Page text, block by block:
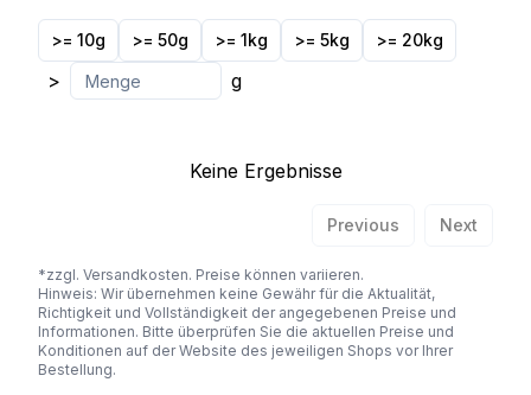
>= 10g >= 50g >= 1kg >= 5kg >= 20kg
> g
Keine Ergebnisse
Previous Next
*zzgl. Versandkosten. Preise können variieren.
Hinweis: Wir übernehmen keine Gewähr für die Aktualität,
Richtigkeit und Vollständigkeit der angegebenen Preise und
Informationen. Bitte überprüfen Sie die aktuellen Preise und
Konditionen auf der Website des jeweiligen Shops vor Ihrer
Bestellung.